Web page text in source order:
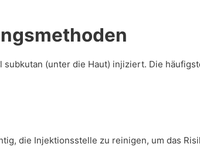
subkutan (unter die Haut) injiziert. Die
die Injektionsstelle zu reinigen, um das